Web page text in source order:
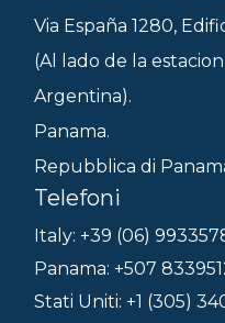
Via España 1280,
(Al lado de la
Argentina).
Panama.
Repubblica di
Telefoni
Italy: +39 (06)
Panama: +507
Stati Uniti: +1 (305)